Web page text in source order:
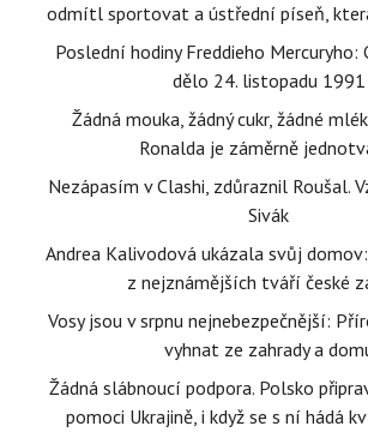
odmítl sportovat a ústřední píseň,
Poslední hodiny Freddieho Mercuryho:
dělo 24. listopadu 1991
Žádná mouka, žádný cukr, žádné
Ronalda je záměrně
Nezápasím v Clashi, zdůraznil Roušal.
Sivák
Andrea Kalivodová ukázala svůj
z nejznámějších tváří české
Vosy jsou v srpnu nejnebezpečnější:
vyhnat ze zahrady a
Žádná slábnoucí podpora. Polsko
pomoci Ukrajině, i když se s ní hádá